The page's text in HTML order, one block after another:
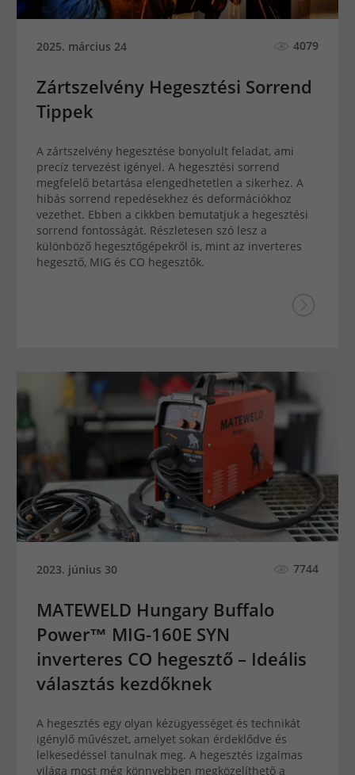
2025. március 24 4079
Zártszelvény Hegesztési Sorrend
Tippek
A zártszelvény hegesztése bonyolult feladat, ami
precíz tervezést igényel. A hegesztési sorrend
megfelelő betartása elengedhetetlen a sikerhez. A
hibás sorrend repedésekhez és deformációkhoz
vezethet. Ebben a cikkben bemutatjuk a hegesztési
sorrend fontosságát. Részletesen szó lesz a
különböző hegesztőgépekről is, mint az inverteres
hegesztő, MIG és CO hegesztők.
2023. június 30 7744
MATEWELD Hungary Buffalo
Power™ MIG-160E SYN
inverteres CO hegesztő – Ideális
választás kezdőknek
A hegesztés egy olyan kézügyességet és technikát
igénylő művészet, amelyet sokan érdeklődve és
lelkesedéssel tanulnak meg. A hegesztés izgalmas
világa most még könnyebben megközelíthető a